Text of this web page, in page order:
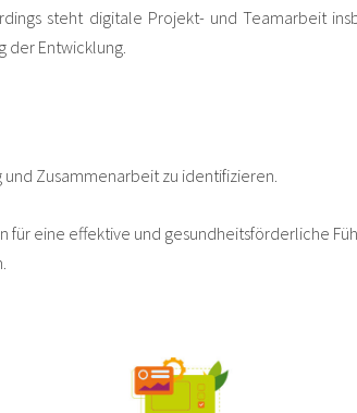
steht digitale Projekt- und Teamarbeit
der Entwicklung.
Zusammenarbeit zu identifizieren.
eine effektive und gesundheitsförderliche